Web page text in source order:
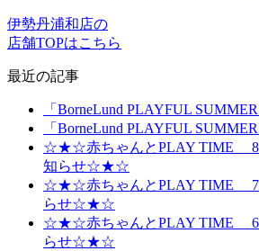
伊勢丹浦和店の
店舗TOPはこちら
最近の記事
「BorneLund PLAYFUL
「BorneLund PLAYFUL
☆★☆赤ちゃんとPLAY TIME 8
知らせ☆★☆
☆★☆赤ちゃんとPLAY TIME 7
らせ☆★☆
☆★☆赤ちゃんとPLAY TIME 6
らせ☆★☆